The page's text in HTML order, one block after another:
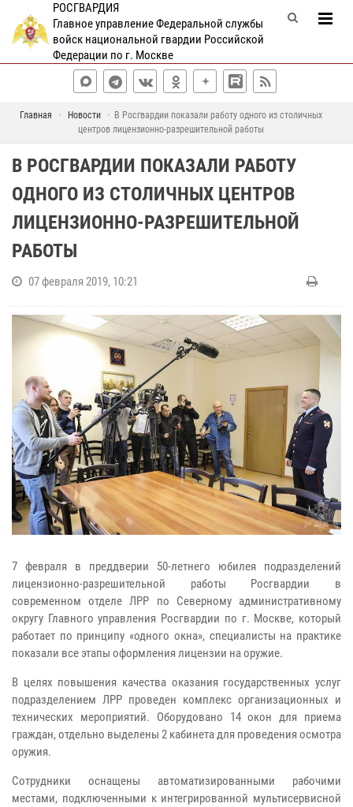
РОСГВАРДИЯ
Главное управление Федеральной службы
войск национальной гвардии Российской
Федерации по г. Москве
Главная Новости
В Росгвардии показали работу одного из столичных
центров лицензионно-разрешительной работы
В РОСГВАРДИИ ПОКАЗАЛИ РАБОТУ
ОДНОГО ИЗ СТОЛИЧНЫХ ЦЕНТРОВ
ЛИЦЕНЗИОННО-РАЗРЕШИТЕЛЬНОЙ
РАБОТЫ
07 февраля 2019, 10:21
7 февраля в преддверии 50-летнего юбилея подразделений
лицензионно-разрешительной работы Росгвардии в
современном отделе ЛРР по Северному административному
округу Главного управления Росгвардии по г. Москве, который
работает по принципу «одного окна», специалисты на практике
показали все этапы оформления лицензии на оружие.
В целях повышения качества оказания государственных услуг
подразделением ЛРР проведен комплекс организационных и
технических мероприятий. Оборудовано 14 окон для приема
граждан, отдельно выделены 2 кабинета для проведения осмотра
оружия.
Сотрудники оснащены автоматизированными рабочими
местами, подключенными к интегрированной мультисервисной